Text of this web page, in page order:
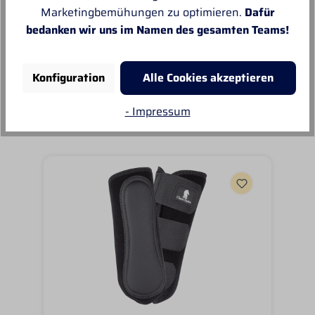
Unsere Empfehlungen
Marketingbemühungen zu optimieren. Dafür
bedanken wir uns im Namen des gesamten Teams!
Konfiguration
Alle Cookies akzeptieren
- Impressum